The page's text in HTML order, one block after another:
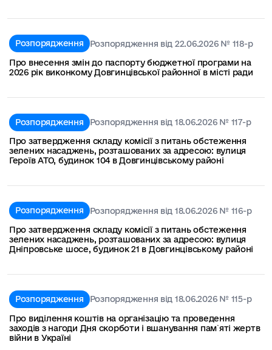
Розпорядження
Розпорядження від 22.06.2026 № 118-р
Про внесення змін до паспорту бюджетної програми на
2026 рік виконкому Довгинцівської районної в місті ради
Розпорядження
Розпорядження від 18.06.2026 № 117-р
Про затвердження складу комісії з питань обстеження
зелених насаджень, розташованих за адресою: вулиця
Героїв АТО, будинок 104 в Довгинцівському районі
Розпорядження
Розпорядження від 18.06.2026 № 116-р
Про затвердження складу комісії з питань обстеження
зелених насаджень, розташованих за адресою: вулиця
Дніпровське шосе, будинок 21 в Довгинцівському районі
Розпорядження
Розпорядження від 18.06.2026 № 115-р
Про виділення коштів на організацію та проведення
заходів з нагоди Дня скорботи і вшанування пам`яті жертв
війни в Україні